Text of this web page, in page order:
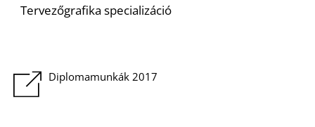
Tervezőgrafika specializáció
Diplomamunkák 2017